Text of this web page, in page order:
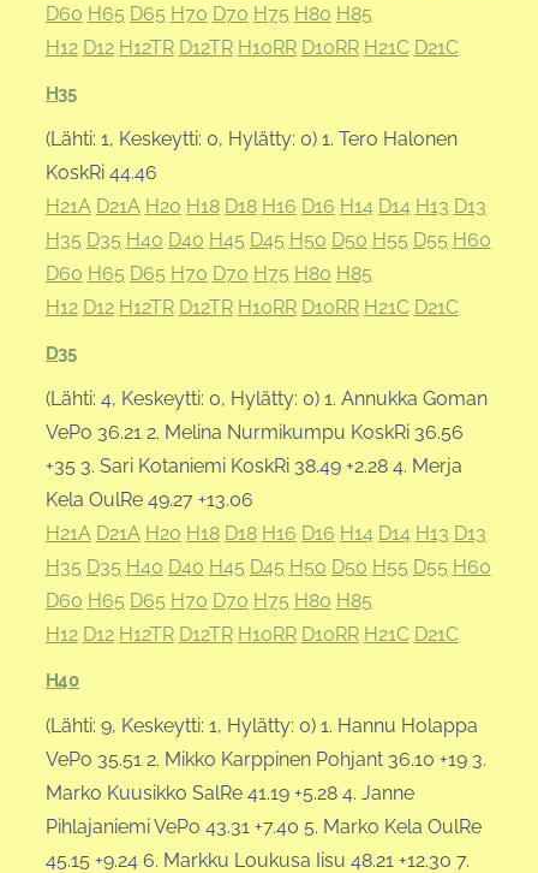
D60 H65 D65 H70 D70 H75 H80 H85
H12 D12 H12TR D12TR H10RR D10RR H21C D21C
H35
(Lähti: 1, Keskeytti: 0, Hylätty: 0) 1. Tero Halonen
KoskRi 44.46
H21A D21A H20 H18 D18 H16 D16 H14 D14 H13 D13
H35 D35 H40 D40 H45 D45 H50 D50 H55 D55 H60
D60 H65 D65 H70 D70 H75 H80 H85
H12 D12 H12TR D12TR H10RR D10RR H21C D21C
D35
(Lähti: 4, Keskeytti: 0, Hylätty: 0) 1. Annukka Goman
VePo 36.21 2. Melina Nurmikumpu KoskRi 36.56
+35 3. Sari Kotaniemi KoskRi 38.49 +2.28 4. Merja
Kela OulRe 49.27 +13.06
H21A D21A H20 H18 D18 H16 D16 H14 D14 H13 D13
H35 D35 H40 D40 H45 D45 H50 D50 H55 D55 H60
D60 H65 D65 H70 D70 H75 H80 H85
H12 D12 H12TR D12TR H10RR D10RR H21C D21C
H40
(Lähti: 9, Keskeytti: 1, Hylätty: 0) 1. Hannu Holappa
VePo 35.51 2. Mikko Karppinen Pohjant 36.10 +19 3.
Marko Kuusikko SalRe 41.19 +5.28 4. Janne
Pihlajaniemi VePo 43.31 +7.40 5. Marko Kela OulRe
45.15 +9.24 6. Markku Loukusa Iisu 48.21 +12.30 7.